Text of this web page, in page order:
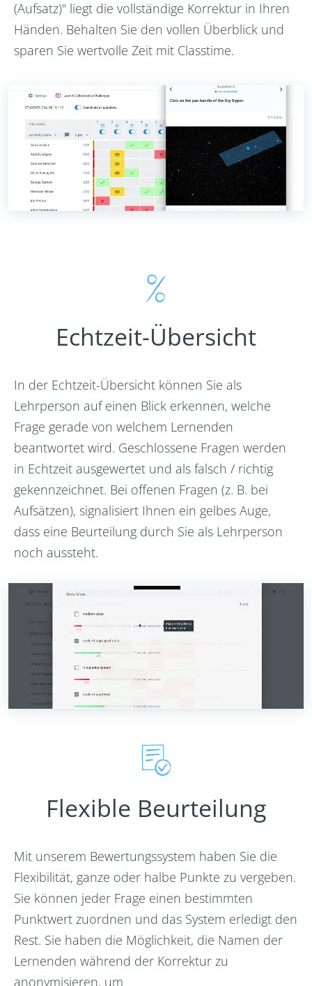
(Aufsatz)" liegt die vollständige Korrektur in Ihren
Händen. Behalten Sie den vollen Überblick und
sparen Sie wertvolle Zeit mit Classtime.
Echtzeit-Übersicht
In der Echtzeit-Übersicht können Sie als
Lehrperson auf einen Blick erkennen, welche
Frage gerade von welchem Lernenden
beantwortet wird. Geschlossene Fragen werden
in Echtzeit ausgewertet und als falsch / richtig
gekennzeichnet. Bei offenen Fragen (z. B. bei
Aufsätzen), signalisiert Ihnen ein gelbes Auge,
dass eine Beurteilung durch Sie als Lehrperson
noch aussteht.
Flexible Beurteilung
Mit unserem Bewertungssystem haben Sie die
Flexibilität, ganze oder halbe Punkte zu vergeben.
Sie können jeder Frage einen bestimmten
Punktwert zuordnen und das System erledigt den
Rest. Sie haben die Möglichkeit, die Namen der
Lernenden während der Korrektur zu
anonymisieren, um